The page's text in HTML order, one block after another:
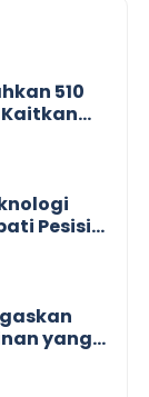
510
Kaitkan
Pesisir
City
yang
OPD